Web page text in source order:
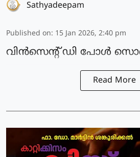
Sathyadeepam
Published on: 15 Jan 2026, 2:40 pm
വിൻസെന്റ് ഡി പോൾ
Read More